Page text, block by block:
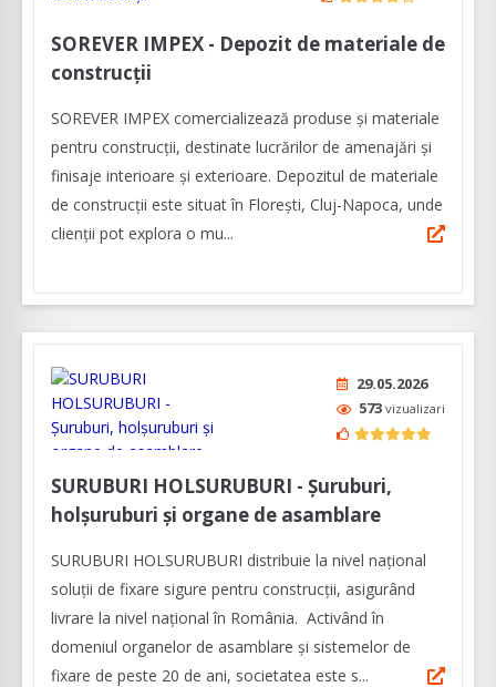
SOREVER IMPEX - Depozit de materiale de
construcții
SOREVER IMPEX comercializează produse și materiale
pentru construcții, destinate lucrărilor de amenajări şi
finisaje interioare și exterioare. Depozitul de materiale
de construcții este situat în Florești, Cluj-Napoca, unde
clienții pot explora o mu...
29.05.2026
573 vizualizari
SURUBURI HOLSURUBURI - Şuruburi,
holşuruburi şi organe de asamblare
SURUBURI HOLSURUBURI distribuie la nivel naţional
soluţii de fixare sigure pentru construcţii, asigurând
livrare la nivel naţional în România. Activând în
domeniul organelor de asamblare şi sistemelor de
fixare de peste 20 de ani, societatea este s...